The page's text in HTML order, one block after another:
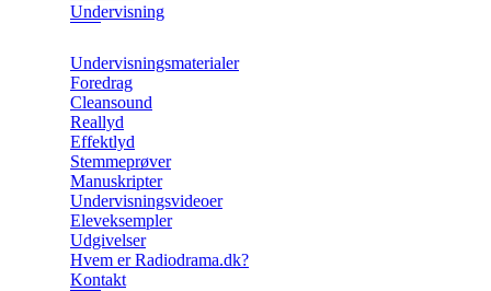
Undervisning
Undervisningsmaterialer
Foredrag
Cleansound
Reallyd
Effektlyd
Stemmeprøver
Manuskripter
Undervisningsvideoer
Eleveksempler
Udgivelser
Hvem er Radiodrama.dk?
Kontakt